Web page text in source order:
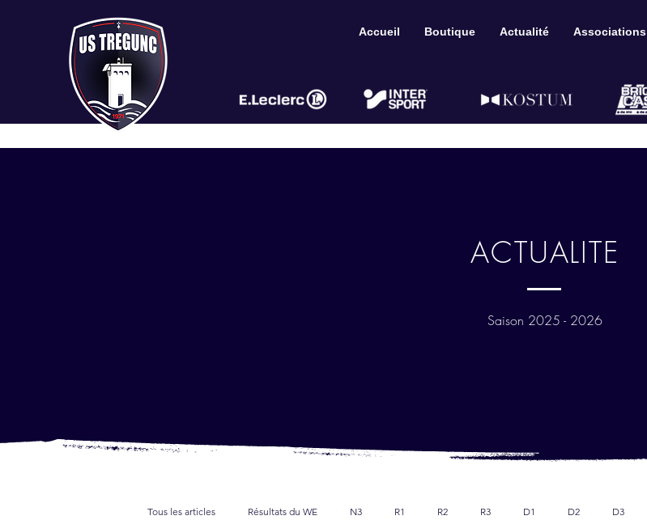
Accueil Boutique Actualité Associations
ACTUALITE
Saison 2025 - 2026
Tous les articles Résultats du WE N3 R1 R2 R3 D1 D2 D3